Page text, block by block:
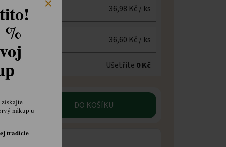
36,98 Kč/ ks
36,60 Kč/ ks
Ušetříte 0 Kč
DO KOŠÍKU
%
nákup u
tradície